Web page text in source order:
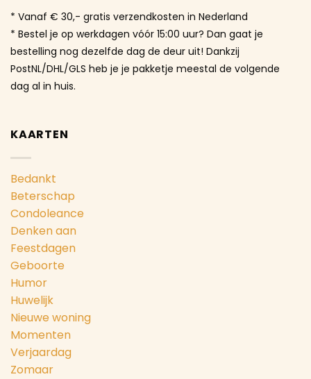
* Vanaf € 30,- gratis verzendkosten in Nederland
* Bestel je op werkdagen vóór 15:00 uur? Dan gaat je
bestelling nog dezelfde dag de deur uit! Dankzij
PostNL/DHL/GLS heb je je pakketje meestal de volgende
dag al in huis.
KAARTEN
Bedankt
Beterschap
Condoleance
Denken aan
Feestdagen
Geboorte
Humor
Huwelijk
Nieuwe woning
Momenten
Verjaardag
Zomaar